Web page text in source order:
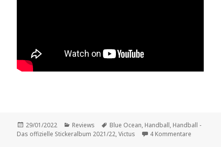
Veröffentlicht
am
29/01/2022 Kategorien
Reviews Schlagwörter
Blue Ocean, Handball, Handball -
Das offizielle Stickeralbum 2021/22,Victus 4 Kommentare